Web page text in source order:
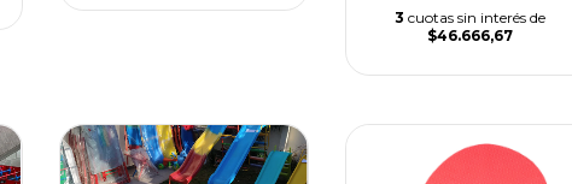
3 cuotas sin interés de
$46.666,67